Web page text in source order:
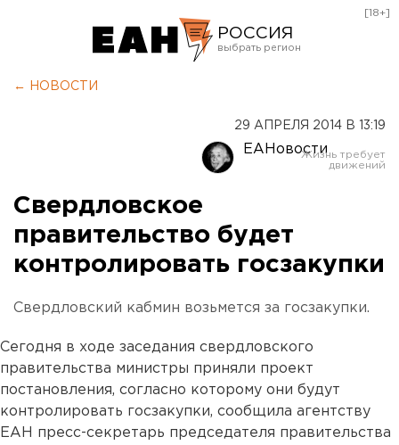
РОССИЯ
Оренбург
[18+]
← НОВОСТИ
29 АПРЕЛЯ 2014 В 13:19
ЕАНовости
Свердловское
правительство будет
контролировать госзакупки
Свердловский кабмин возьмется за госзакупки.
Сегодня в ходе заседания свердловского
правительства министры приняли проект
постановления, согласно которому они будут
контролировать госзакупки, сообщила агентству
ЕАН пресс-секретарь председателя правительства